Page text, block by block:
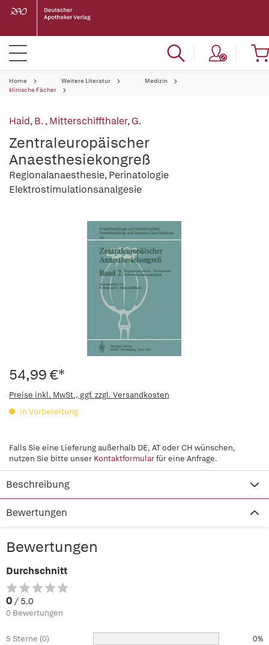
Home Weitere Literatur
Medizin
klinische Fächer
Haid, B.,Mitterschiffthaler, G.
Zentraleuropäischer
Anaesthesiekongreß
Regionalanaesthesie, Perinatologie
Elektrostimulationsanalgesie
54,99 €*
Preise inkl. MwSt., ggf. zzgl. Versandkosten
in Vorbereitung
Falls Sie eine Lieferung außerhalb DE, AT oder CH wünschen,
nutzen Sie bitte unser Kontaktformularfür eine Anfrage.
Beschreibung
Bewertungen
Bewertungen
Durchschnitt
0 / 5.0
0 Bewertungen
5 Sterne (0) 0%